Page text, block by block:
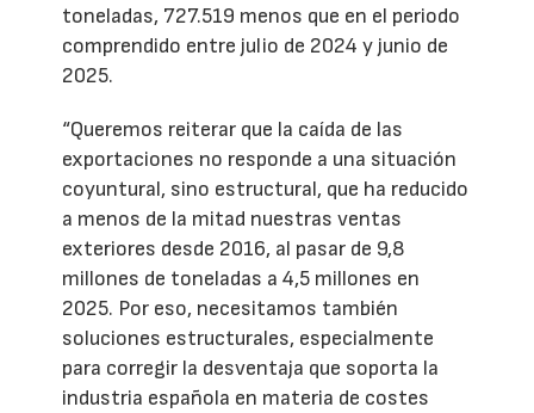
toneladas, 727.519 menos que en el periodo
comprendido entre julio de 2024 y junio de
2025.
“Queremos reiterar que la caída de las
exportaciones no responde a una situación
coyuntural, sino estructural, que ha reducido
a menos de la mitad nuestras ventas
exteriores desde 2016, al pasar de 9,8
millones de toneladas a 4,5 millones en
2025. Por eso, necesitamos también
soluciones estructurales, especialmente
para corregir la desventaja que soporta la
industria española en materia de costes